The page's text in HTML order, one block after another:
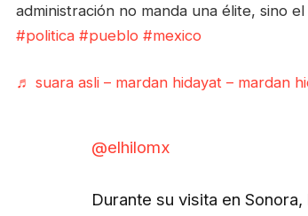
administración no manda una élite, sino
#politica #pueblo #mexico
♬ suara asli – mardan hidayat – mardan
@elhilomx
Durante su visita en